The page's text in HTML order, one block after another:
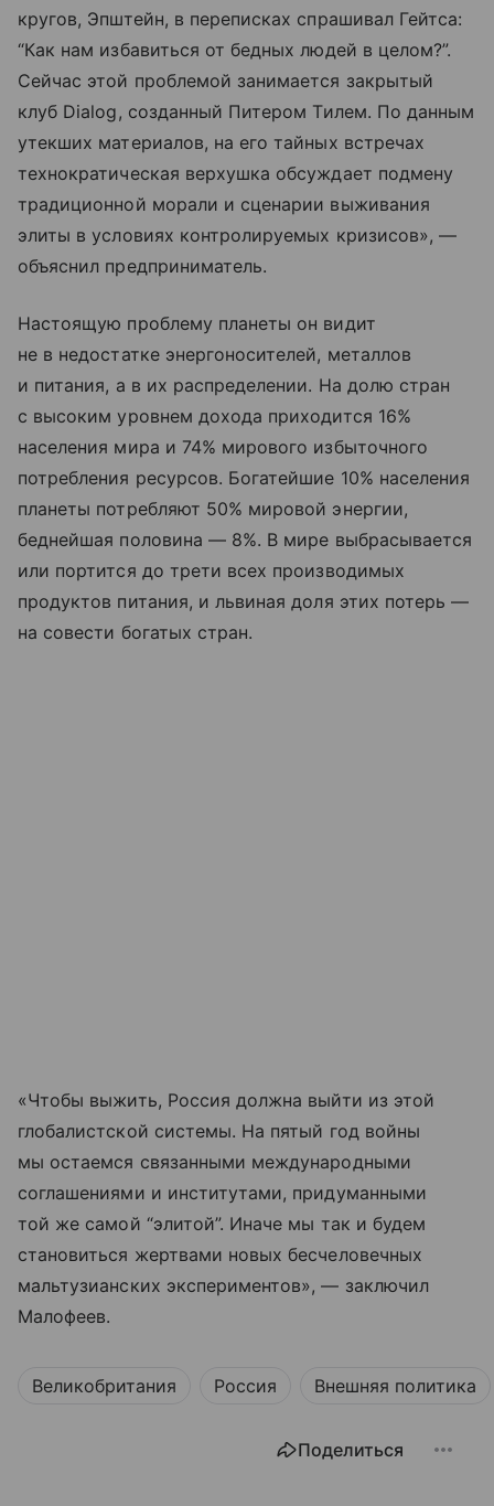
кругов, Эпштейн, в переписках спрашивал Гейтса:
“Как нам избавиться от бедных людей в целом?”.
Сейчас этой проблемой занимается закрытый
клуб Dialog, созданный Питером Тилем. По данным
утекших материалов, на его тайных встречах
технократическая верхушка обсуждает подмену
традиционной морали и сценарии выживания
элиты в условиях контролируемых кризисов», —
объяснил предприниматель.
Настоящую проблему планеты он видит
не в недостатке энергоносителей, металлов
и питания, а в их распределении. На долю стран
с высоким уровнем дохода приходится 16%
населения мира и 74% мирового избыточного
потребления ресурсов. Богатейшие 10% населения
планеты потребляют 50% мировой энергии,
беднейшая половина — 8%. В мире выбрасывается
или портится до трети всех производимых
продуктов питания, и львиная доля этих потерь —
на совести богатых стран.
«Чтобы выжить, Россия должна выйти из этой
глобалистской системы. На пятый год войны
мы остаемся связанными международными
соглашениями и институтами, придуманными
той же самой “элитой”. Иначе мы так и будем
становиться жертвами новых бесчеловечных
мальтузианских экспериментов», — заключил
Малофеев.
Великобритания Россия Внешняя политика
Поделиться